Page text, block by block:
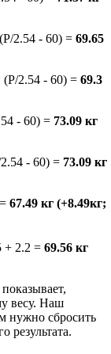
2.54 - 60) = 69.65
2.54 - 60) = 69.3
- 60) = 73.09 кг
- 60) = 73.09 кг
67.49 кг (+8.49кг;
+ 2.2 = 69.56 кг
весу. Наш
нужно сбросить
результата.